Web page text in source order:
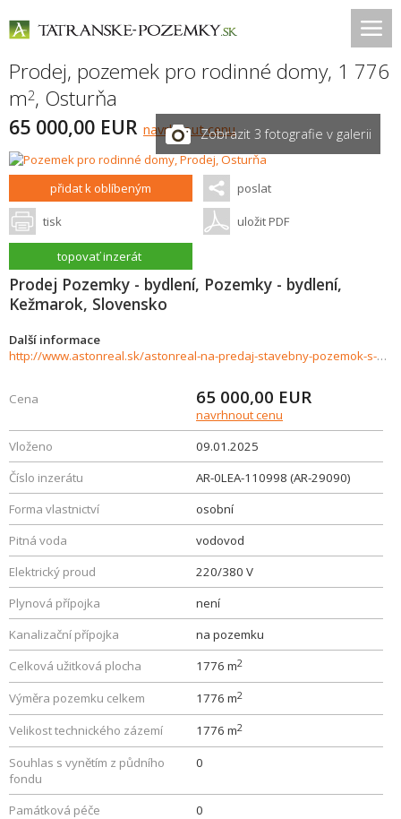
Prodej, pozemek pro rodinné domy, 1 776
m2, Osturňa
65 000,00 EUR navrhnout cenuZobrazit 3 fotografie v galerii
přidat k oblíbeným poslat
tisk uložit PDF
topovať inzerát
Prodej Pozemky - bydlení, Pozemky - bydlení,
Kežmarok, Slovensko
Další informace
http://www.astonreal.sk/astonreal-na-predaj-stavebny-pozemok-s-projektom-osturna-876967
Cena 65 000,00 EUR
navrhnout cenu
Vloženo
09.01.2025
Číslo inzerátu
AR-0LEA-110998 (AR-29090)
Forma vlastnictví
osobní
Pitná voda
vodovod
Elektrický proud
220/380 V
Plynová přípojka
není
Kanalizační přípojka
na pozemku
Celková užitková plocha
1776 m2
Výměra pozemku celkem 1776 m2
Velikost technického zázemí 1776 m2
Souhlas s vynětím z půdního
fondu
0
Památková péče
0